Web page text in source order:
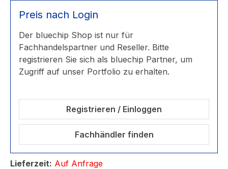
Preis nach Login
Der bluechip Shop ist nur für
Fachhandelspartner und Reseller. Bitte
registrieren Sie sich als bluechip Partner, um
Zugriff auf unser Portfolio zu erhalten.
Registrieren / Einloggen
Fachhändler finden
Lieferzeit: Auf Anfrage